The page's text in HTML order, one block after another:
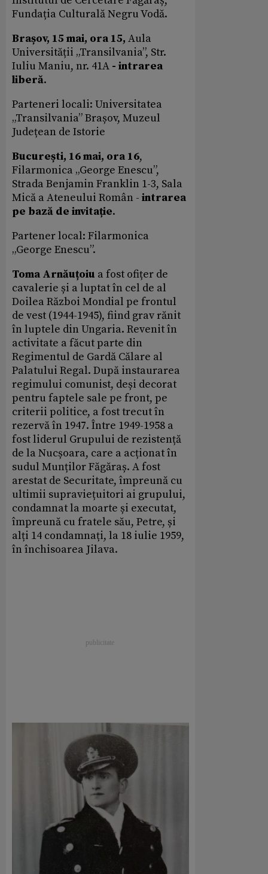
Fundația Culturală Negru Vodă.
Brașov, 15 mai, ora 15, Aula
Universității „Transilvania”, Str.
Iuliu Maniu, nr. 41A - intrarea
liberă.
Parteneri locali: Universitatea
„Transilvania” Brașov, Muzeul
Județean de Istorie
București, 16 mai, ora 16,
Filarmonica „George Enescu”,
Strada Benjamin Franklin 1-3, Sala
Mică a Ateneului Român - intrarea
pe bază de invitație.
Partener local: Filarmonica
„George Enescu”.
Toma Arnăuțoiu a fost ofițer de
cavalerie și a luptat în cel de al
Doilea Război Mondial pe frontul
de vest (1944-1945), fiind grav rănit
în luptele din Ungaria. Revenit în
activitate a făcut parte din
Regimentul de Gardă Călare al
Palatului Regal. După instaurarea
regimului comunist, deși decorat
pentru faptele sale pe front, pe
criterii politice, a fost trecut în
rezervă în 1947. Între 1949-1958 a
fost liderul Grupului de rezistență
de la Nucșoara, care a acționat în
sudul Munților Făgăraș. A fost
arestat de Securitate, împreună cu
ultimii supraviețuitori ai grupului,
condamnat la moarte și executat,
împreună cu fratele său, Petre, și
alți 14 condamnați, la 18 iulie 1959,
în închisoarea Jilava.